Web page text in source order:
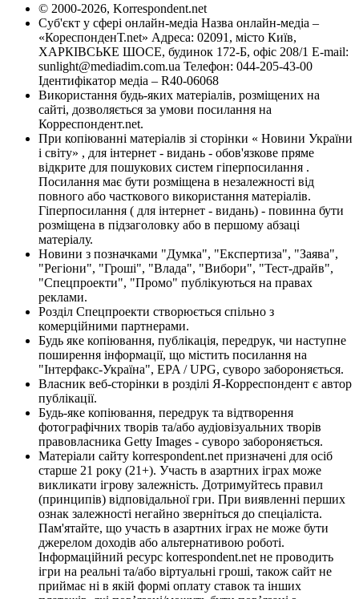
© 2000-2026, Korrespondent.net
Суб'єкт у сфері онлайн-медіа Назва онлайн-медіа –
«КореспонденТ.net» Адреса: 02091, місто Київ,
ХАРКІВСЬКЕ ШОСЕ, будинок 172-Б, офіс 208/1 E-mail:
sunlight@mediadim.com.ua Телефон: 044-205-43-00
Ідентифікатор медіа – R40-06068
Використання будь-яких матеріалів, розміщених на
сайті, дозволяється за умови посилання на
Корреспондент.net.
При копіюванні матеріалів зі сторінки « Новини України
і світу» , для інтернет - видань - обов'язкове пряме
відкрите для пошукових систем гіперпосилання .
Посилання має бути розміщена в незалежності від
повного або часткового використання матеріалів.
Гіперпосилання ( для інтернет - видань) - повинна бути
розміщена в підзаголовку або в першому абзаці
матеріалу.
Новини з позначками "Думка", "Експертиза", "Заява",
"Регіони", "Гроші", "Влада", "Вибори", "Тест-драйв",
"Спецпроекти", "Промо" публікуються на правах
реклами.
Розділ Спецпроекти створюється спільно з
комерційними партнерами.
Будь яке копіювання, публікація, передрук, чи наступне
поширення інформації, що містить посилання на
"Інтерфакс-Україна", EPA / UPG, суворо забороняється.
Власник веб-сторінки в розділі Я-Корреспондент є автор
публікації.
Будь-яке копіювання, передрук та відтворення
фотографічних творів та/або аудіовізуальних творів
правовласника Getty Images - суворо забороняється.
Матеріали сайту korrespondent.net призначені для осіб
старше 21 року (21+). Участь в азартних іграх може
викликати ігрову залежність. Дотримуйтесь правил
(принципів) відповідальної гри. При виявленні перших
ознак залежності негайно зверніться до спеціаліста.
Пам'ятайте, що участь в азартних іграх не може бути
джерелом доходів або альтернативою роботі.
Інформаційний ресурс korrespondent.net не проводить
ігри на реальні та/або віртуальні гроші, також сайт не
приймає ні в якій формі оплату ставок та інших